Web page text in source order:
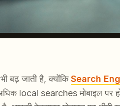
बढ़ जाती है, क्योंकिSearch
local searches मोबाइल पर